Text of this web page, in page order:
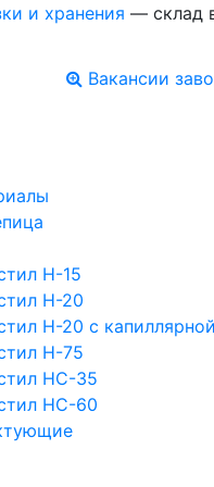
и хранения — склад
Вакансии
Н-15
Н-20
Н-20 с
Н-75
НС-35
НС-60